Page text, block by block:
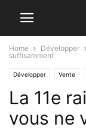
Home Développer
suffisamment
Développer Vente
La 11e
vous ne